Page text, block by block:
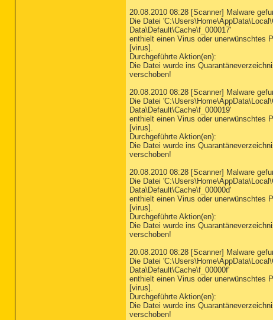
20.08.2010 08:28 [Scanner] Malware
Die Datei
Data\Default\Cache\f_000017'
enthielt einen Virus oder unerwünschtes
[virus].
Durchgeführte Aktion(en):
Die Datei wurde ins
verschoben!
20.08.2010 08:28 [Scanner] Malware
Die Datei
Data\Default\Cache\f_000019'
enthielt einen Virus oder unerwünschtes
[virus].
Durchgeführte Aktion(en):
Die Datei wurde ins
verschoben!
20.08.2010 08:28 [Scanner] Malware
Die Datei
Data\Default\Cache\f_00000d'
enthielt einen Virus oder unerwünschtes
[virus].
Durchgeführte Aktion(en):
Die Datei wurde ins
verschoben!
20.08.2010 08:28 [Scanner] Malware
Die Datei
Data\Default\Cache\f_00000f'
enthielt einen Virus oder unerwünschtes
[virus].
Durchgeführte Aktion(en):
Die Datei wurde ins
verschoben!